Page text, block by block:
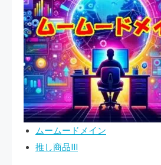
『ネ
ッ
ト
de
診
断』
で
安
心
の
に
似
合
う
ド
メ
イ
ン
を、
ムームードメイン
推し商品III